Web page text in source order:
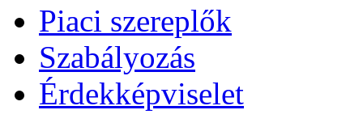
Piaci szereplők
Szabályozás
Érdekképviselet